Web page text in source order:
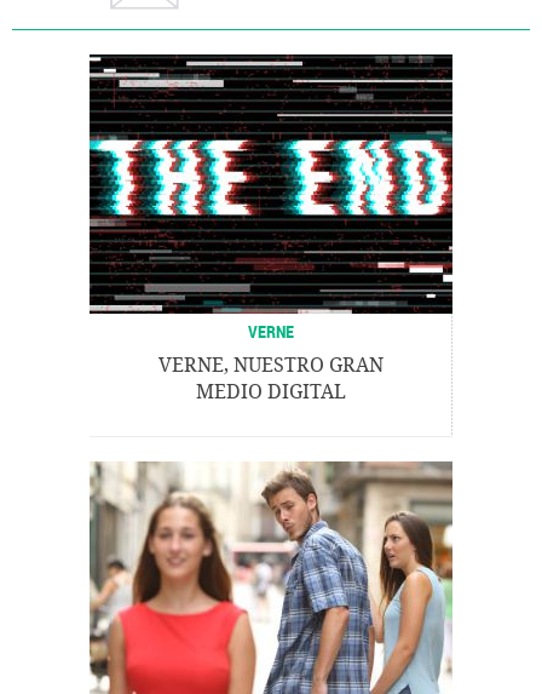
VERNE
VERNE, NUESTRO GRAN
MEDIO DIGITAL